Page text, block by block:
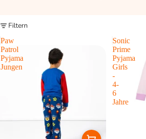
Filtern
Paw
Patrol
Pyjama
Jungen
Sonic
Prime
Pyjama
Girls
-
4-
6
Jahre